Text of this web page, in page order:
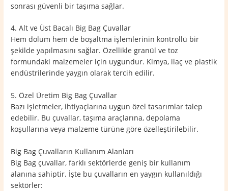
sonrası güvenli bir taşıma sağlar.
4. Alt ve Üst Bacalı Big Bag Çuvallar
Hem dolum hem de boşaltma işlemlerinin kontrollü bir
şekilde yapılmasını sağlar. Özellikle granül ve toz
formundaki malzemeler için uygundur. Kimya, ilaç ve plastik
endüstrilerinde yaygın olarak tercih edilir.
5. Özel Üretim Big Bag Çuvallar
Bazı işletmeler, ihtiyaçlarına uygun özel tasarımlar talep
edebilir. Bu çuvallar, taşıma araçlarına, depolama
koşullarına veya malzeme türüne göre özelleştirilebilir.
Big Bag Çuvalların Kullanım Alanları
Big Bag çuvallar, farklı sektörlerde geniş bir kullanım
alanına sahiptir. İşte bu çuvalların en yaygın kullanıldığı
sektörler: